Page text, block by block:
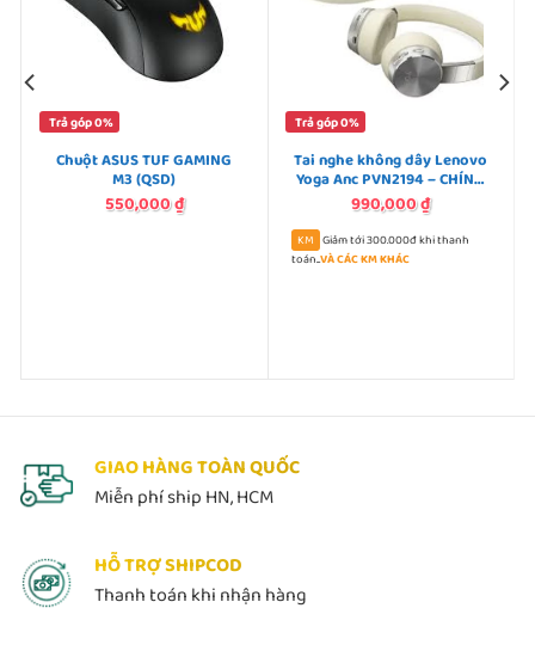
Trả góp 0%
Chuột ASUS TUF GAMING
M3 (QSD)
550,000₫
Trả góp 0%
Tai nghe không dây Lenovo
Yoga Anc PVN2194 – CHÍNH
HÃNG
990,000₫
Giảm tới 300.000đ khi thanh
toán...VÀ CÁC KM KHÁC
GIAO HÀNG TOÀN QUỐC
Miễn phí ship HN, HCM
HỖ TRỢ SHIPCOD
Thanh toán khi nhận hàng